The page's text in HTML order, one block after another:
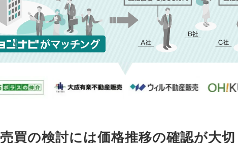
売買の検討には価格推移の確認が大